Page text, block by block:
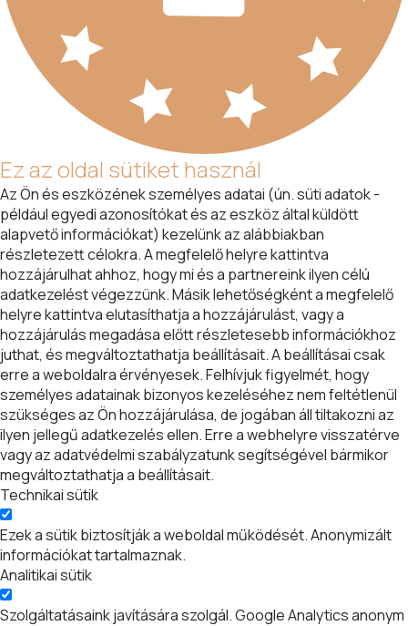
Ez az oldal sütiket használ
Az Ön és eszközének személyes adatai (ún. süti adatok -
például egyedi azonosítókat és az eszköz által küldött
alapvető információkat) kezelünk az alábbiakban
részletezett célokra. A megfelelő helyre kattintva
hozzájárulhat ahhoz, hogy mi és a partnereink ilyen célú
adatkezelést végezzünk. Másik lehetőségként a megfelelő
helyre kattintva elutasíthatja a hozzájárulást, vagy a
hozzájárulás megadása előtt részletesebb információkhoz
juthat, és megváltoztathatja beállításait. A beállításai csak
erre a weboldalra érvényesek. Felhívjuk figyelmét, hogy
személyes adatainak bizonyos kezeléséhez nem feltétlenül
szükséges az Ön hozzájárulása, de jogában áll tiltakozni az
ilyen jellegű adatkezelés ellen. Erre a webhelyre visszatérve
vagy az adatvédelmi szabályzatunk segítségével bármikor
megváltoztathatja a beállításait.
Technikai sütik
Ezek a sütik biztosítják a weboldal működését. Anonymizált
információkat tartalmaznak.
Analitikai sütik
Szolgáltatásaink javítására szolgál. Google Analytics anonym